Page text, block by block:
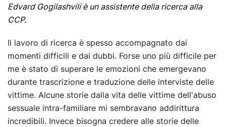
Edvard Gogilashvili è un assistente della ricerca alla
CCP.
Il lavoro di ricerca è spesso accompagnato dai
momenti difficili e dai dubbi. Forse uno più difficile per
me è stato di superare le emozioni che emergevano
durante trascrizione e traduzione delle interviste delle
vittime. Alcune storie dalla vita delle vittime dell'abuso
sessuale intra-familiare mi sembravano addirittura
incredibili. Invece bisogna credere alle storie delle